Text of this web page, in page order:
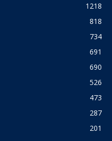
1218
818
734
691
690
526
473
287
201